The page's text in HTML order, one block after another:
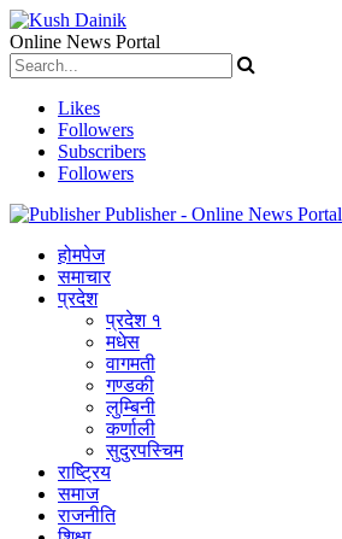
Online News Portal
Likes
Followers
Subscribers
Followers
Publisher - Online News Portal
होमपेज
समाचार
प्रदेश
प्रदेश १
मधेस
वागमती
गण्डकी
लुम्बिनी
कर्णाली
सुदुरपस्चिम
राष्ट्रिय
समाज
राजनीति